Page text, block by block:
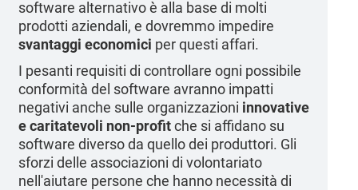
software alternativo è alla base di molti
prodotti aziendali, e dovremmo impedire
svantaggi economici per questi affari.
I pesanti requisiti di controllare ogni possibile
conformità del software avranno impatti
negativi anche sulle organizzazioni innovative
e caritatevoli non-profit che si affidano su
software diverso da quello dei produttori. Gli
sforzi delle associazioni di volontariato
nell'aiutare persone che hanno necessità di